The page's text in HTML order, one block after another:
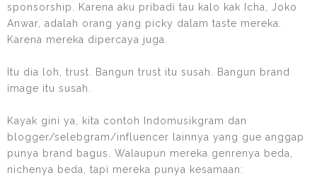
sponsorship. Karena aku pribadi tau kalo kak Icha, Joko
Anwar, adalah orang yang picky dalam taste mereka.
Karena mereka dipercaya juga.
Itu dia loh, trust. Bangun trust itu susah. Bangun brand
image itu susah.
Kayak gini ya, kita contoh Indomusikgram dan
blogger/selebgram/influencer lainnya yang gue anggap
punya brand bagus. Walaupun mereka genrenya beda,
nichenya beda, tapi mereka punya kesamaan: